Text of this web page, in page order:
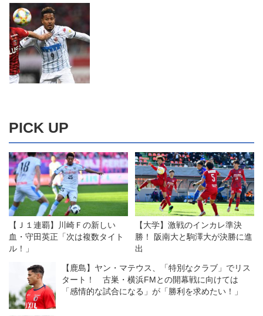
PICK UP
【Ｊ１連覇】川崎Ｆの新しい
血・守田英正「次は複数タイト
ル！」
【大学】激戦のインカレ準決
勝！ 阪南大と駒澤大が決勝に進
出
【鹿島】ヤン・マテウス、「特別なクラブ」でリス
タート！ 古巣・横浜FMとの開幕戦に向けては
「感情的な試合になる」が「勝利を求めたい！」